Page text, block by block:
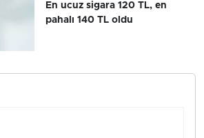
En ucuz sigara 120 TL, en
pahalı 140 TL oldu